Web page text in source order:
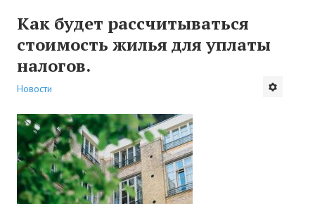
Как будет рассчитываться
стоимость жилья для уплаты
налогов.
Новости